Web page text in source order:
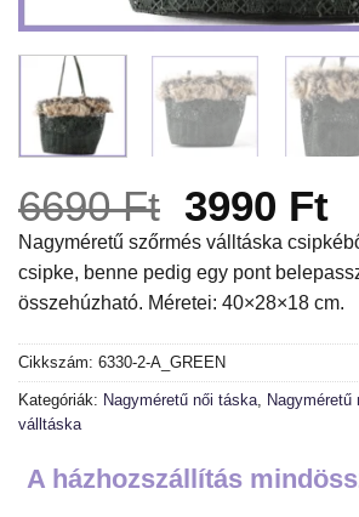
6690Ft Original
price
was:
3990 Ft
Nagyméretű szőrmés válltáska
csipke, benne pedig egy pont
összehúzható. Méretei: 40×28×18 cm.
Cikkszám: 6330-2-A_GREEN
Kategóriák: Nagyméretű női táska Nagyméretű
válltáska
A házhozszállítás